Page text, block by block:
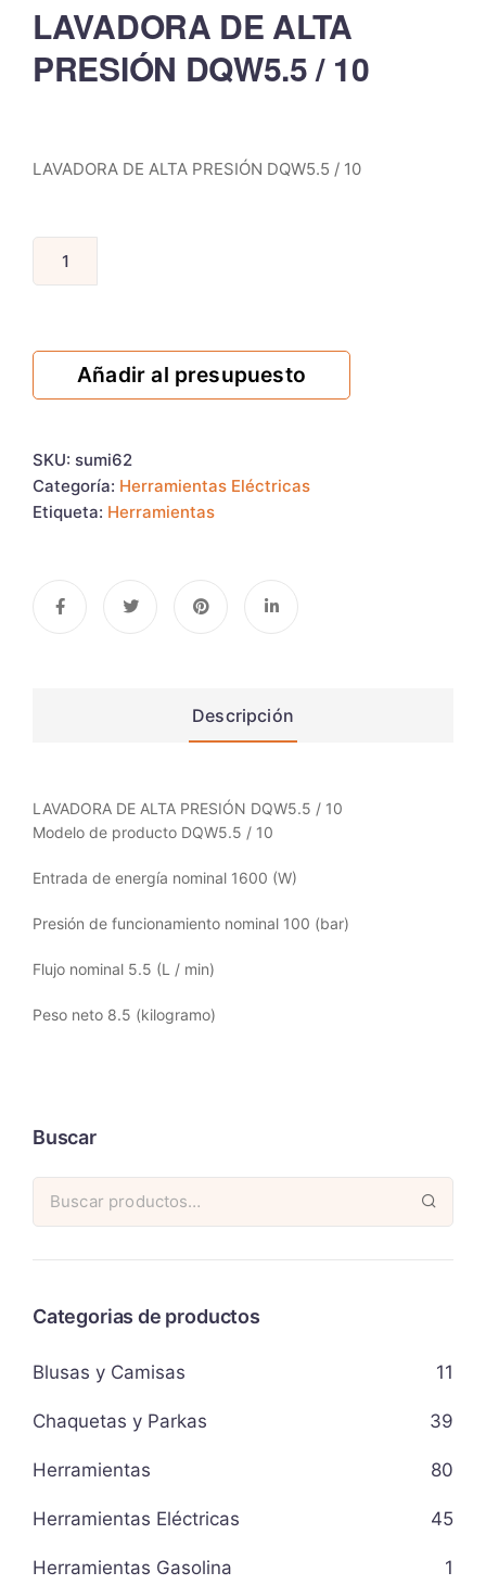
LAVADORA DE ALTA
PRESIÓN DQW5.5 / 10
LAVADORA DE ALTA PRESIÓN DQW5.5 / 10
Añadir al presupuesto
SKU: sumi62
Categoría: Herramientas Eléctricas
Etiqueta: Herramientas
Descripción
LAVADORA DE ALTA PRESIÓN DQW5.5 / 10
Modelo de producto DQW5.5 / 10
Entrada de energía nominal 1600 (W)
Presión de funcionamiento nominal 100 (bar)
Flujo nominal 5.5 (L / min)
Peso neto 8.5 (kilogramo)
Buscar
Categorias de productos
Blusas y Camisas 11
Chaquetas y Parkas 39
Herramientas 80
Herramientas Eléctricas 45
Herramientas Gasolina 1